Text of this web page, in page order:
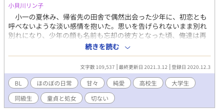
小貝川リン子
小一の夏休み、帰省先の田舎で偶然出会った少年に、初恋とも
呼べないような淡い感情を抱いた。思いを告げられないまま別れ
別れになり、少年の顔も名前も忘却の彼方となった頃、俺達は再
びの邂逅を果たす。 過去と現在が交錯する、ちょっぴりファン
タジーな恋物語。 好きになるまで。好きになってから。お付
き合いを始めてから。それぞれの過程を丁寧に描くつもりです。
ムーンライトノベルス、エブリスタ、フジョッシーでも公開中
です。
続きを読む
文字数 109,537 最終更新日 2021.3.12 登録日 2020.12.3
BL ほのぼの日常 甘々 純愛 高校生
大学生
同級生
童貞と処女 切ない